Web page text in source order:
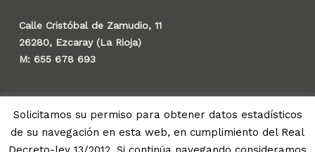
Calle Cristóbal de Zamudio, 11
26280, Ezcaray (La Rioja)
M: 655 678 693
© 2026 Gauzak.
Solicitamos su permiso para obtener datos estadísticos
de su navegación en esta web, en cumplimiento del Real